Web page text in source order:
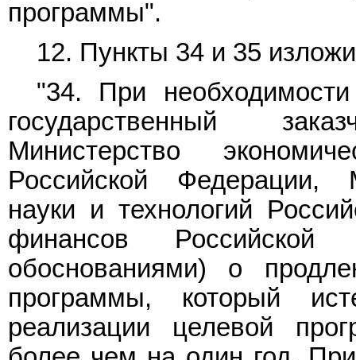
программы".
12. Пункты 34 и 35
"34. При необходимости
государственный
Министерство
Российской Федерации,
науки и технологий
финансов
обоснованиями) о
программы, который
реализации целевой